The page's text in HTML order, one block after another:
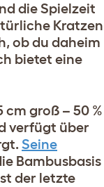
die Spielzeit
Kratzen
ob du daheim
bietet eine
groß – 50 %
verfügt über
Seine
Bambusbasis
der letzte